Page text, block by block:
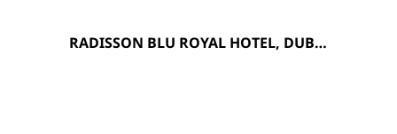
RADISSON BLU ROYAL HOTEL, DUBLI